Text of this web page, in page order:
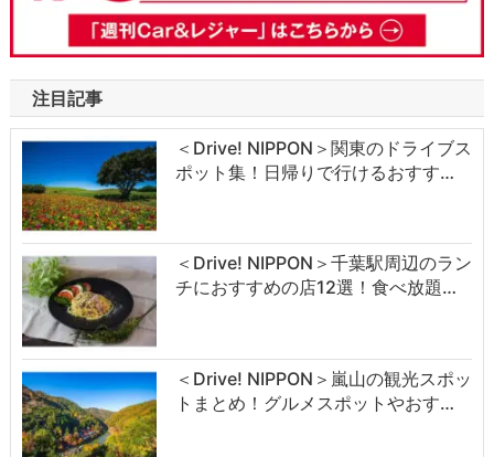
注目記事
＜Drive! NIPPON＞関東のドライブス
ポット集！日帰りで行けるおすす…
＜Drive! NIPPON＞千葉駅周辺のラン
チにおすすめの店12選！食べ放題…
＜Drive! NIPPON＞嵐山の観光スポッ
トまとめ！グルメスポットやおす…